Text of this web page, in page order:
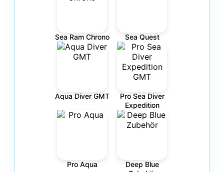
Sea Ram Chrono Sea Quest
Aqua Diver GMT
Pro Sea Diver
Expedition
Pro Aqua
Deep Blue